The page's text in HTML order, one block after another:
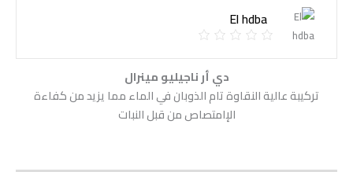
El hdba
دي أر ناجيليو مينرال
تركيبة عالية النقاوة تام الذوبان في الماء مما يزيد من كفاءة
الإامتصاص من قبل النبات